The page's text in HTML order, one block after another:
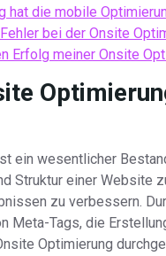
hat die mobile
bei der Onsite
Erfolg meiner Onsite
ein wesentlicher
Struktur einer Website
zu verbessern.
Meta-Tags, die
Optimierung